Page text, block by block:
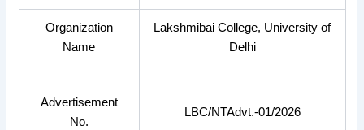
Organization
Name
Lakshmibai College, University of
Delhi
Advertisement
No.
LBC/NTAdvt.-01/2026